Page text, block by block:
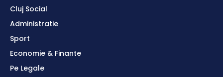
Cluj Social
Administratie
Sport
Economie & Finante
Pe Legale